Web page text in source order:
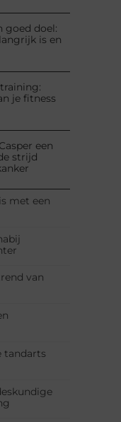
goed doel:
is en
je fitness
een
strijd
met een
van
tandarts